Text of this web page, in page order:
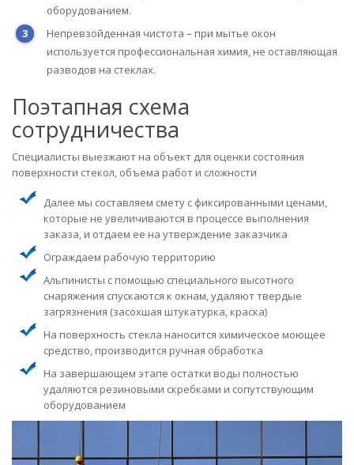
оборудованием.
Непревзойденная чистота – при мытье окон
используется профессиональная химия, не оставляющая
разводов на стеклах.
Поэтапная схема
сотрудничества
Специалисты выезжают на объект для оценки состояния
поверхности стекол, объема работ и сложности
Далее мы составляем смету с фиксированными ценами,
которые не увеличиваются в процессе выполнения
заказа, и отдаем ее на утверждение заказчика
Ограждаем рабочую территорию
Альпинисты с помощью специального высотного
снаряжения спускаются к окнам, удаляют твердые
загрязнения (засохшая штукатурка, краска)
На поверхность стекла наносится химическое моющее
средство, производится ручная обработка
На завершающем этапе остатки воды полностью
удаляются резиновыми скребками и сопутствующим
оборудованием